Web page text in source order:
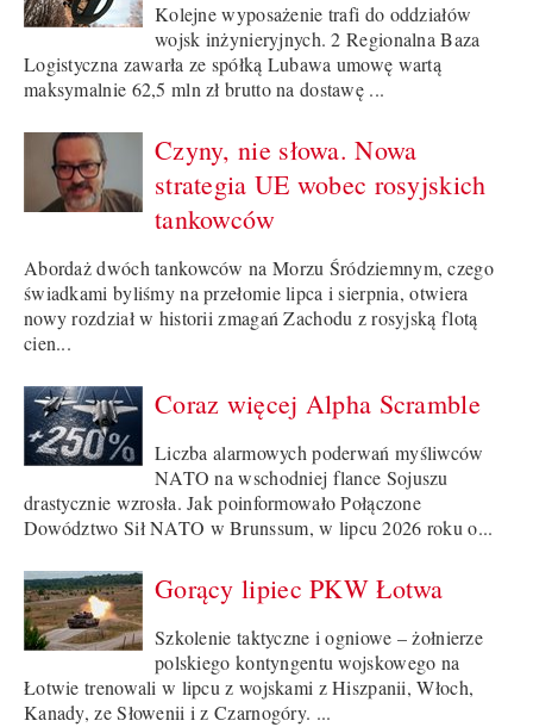
Kolejne wyposażenie trafi do oddziałów
wojsk inżynieryjnych. 2 Regionalna Baza
Logistyczna zawarła ze spółką Lubawa umowę wartą
maksymalnie 62,5 mln zł brutto na dostawę ...
Czyny, nie słowa. Nowa
strategia UE wobec rosyjskich
tankowców
Abordaż dwóch tankowców na Morzu Śródziemnym, czego
świadkami byliśmy na przełomie lipca i sierpnia, otwiera
nowy rozdział w historii zmagań Zachodu z rosyjską flotą
cien...
Coraz więcej Alpha Scramble
Liczba alarmowych poderwań myśliwców
NATO na wschodniej flance Sojuszu
drastycznie wzrosła. Jak poinformowało Połączone
Dowództwo Sił NATO w Brunssum, w lipcu 2026 roku o...
Gorący lipiec PKW Łotwa
Szkolenie taktyczne i ogniowe – żołnierze
polskiego kontyngentu wojskowego na
Łotwie trenowali w lipcu z wojskami z Hiszpanii, Włoch,
Kanady, ze Słowenii i z Czarnogóry. ...